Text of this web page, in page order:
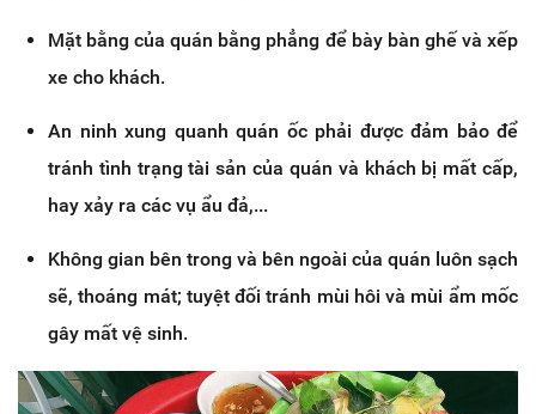
Mặt bằng của quán bằng phẳng để bày bàn ghế và xếp
xe cho khách.
An ninh xung quanh quán ốc phải được đảm bảo để
tránh tình trạng tài sản của quán và khách bị mất cấp,
hay xảy ra các vụ ẩu đả,...
Không gian bên trong và bên ngoài của quán luôn sạch
sẽ, thoáng mát; tuyệt đối tránh mùi hôi và mùi ẩm mốc
gây mất vệ sinh.